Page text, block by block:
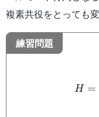
複素共役をとっても
練習問題
H =